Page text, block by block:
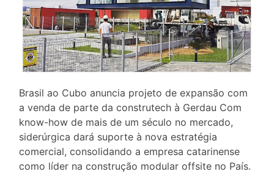
Brasil ao Cubo anuncia projeto de expansão com
a venda de parte da construtech à Gerdau Com
know-how de mais de um século no mercado,
siderúrgica dará suporte à nova estratégia
comercial, consolidando a empresa catarinense
como líder na construção modular offsite no País.